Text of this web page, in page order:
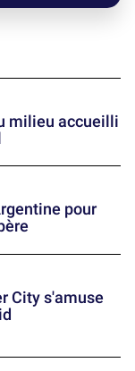
milieu accueilli
pour
City s'amuse